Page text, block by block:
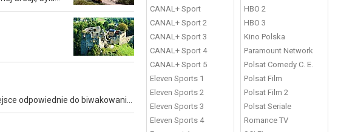
CANAL+ Sport
CANAL+ Sport 2
CANAL+ Sport 3
CANAL+ Sport 4
CANAL+ Sport 5
Eleven Sports 1
Eleven Sports 2
Eleven Sports 3
Eleven Sports 4
HBO 2
HBO 3
Kino Polska
Paramount Network
Polsat Comedy C. E.
Polsat Film
Polsat Film 2
Polsat Seriale
Romance TV